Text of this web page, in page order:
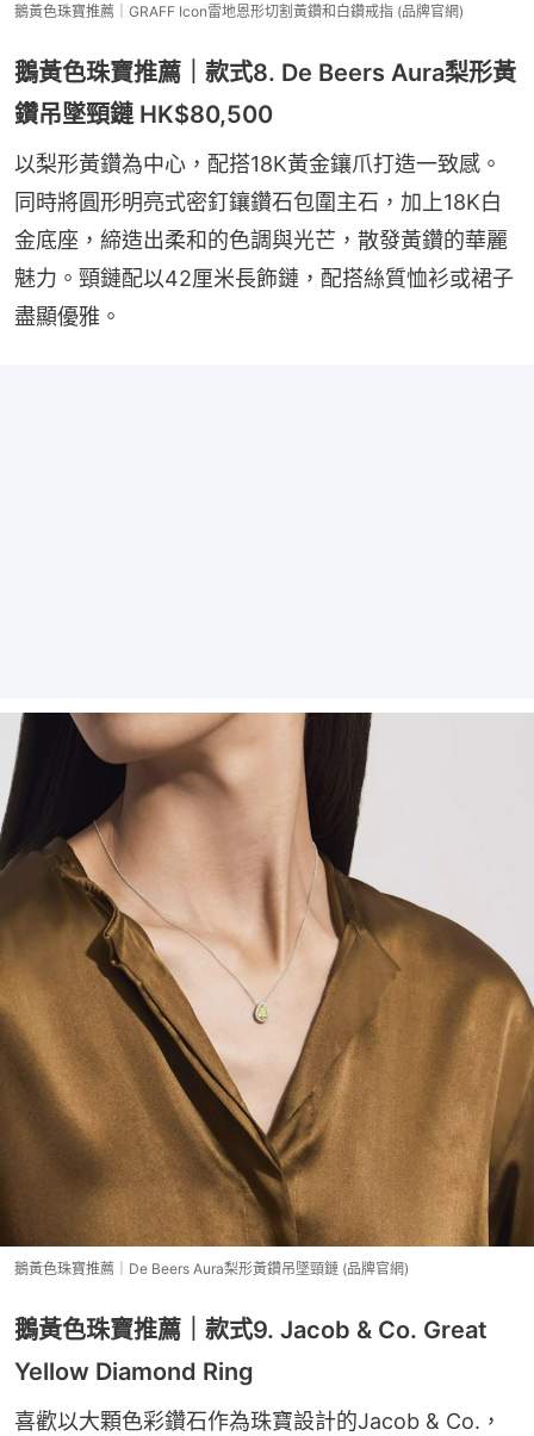
鵝黃色珠寶推薦｜GRAFF Icon雷地恩形切割黃鑽和白鑽戒指 (品牌官網)
鵝黃色珠寶推薦｜款式8. De Beers Aura梨形黃
鑽吊墜頸鏈 HK$80,500
以梨形黃鑽為中心，配搭18K黃金鑲爪打造一致感。
同時將圓形明亮式密釘鑲鑽石包圍主石，加上18K白
金底座，締造出柔和的色調與光芒，散發黃鑽的華麗
魅力。頸鏈配以42厘米長飾鏈，配搭絲質恤衫或裙子
盡顯優雅。
鵝黃色珠寶推薦｜De Beers Aura梨形黃鑽吊墜頸鏈 (品牌官網)
鵝黃色珠寶推薦｜款式9. Jacob & Co. Great
Yellow Diamond Ring
喜歡以大顆色彩鑽石作為珠寶設計的Jacob & Co.，